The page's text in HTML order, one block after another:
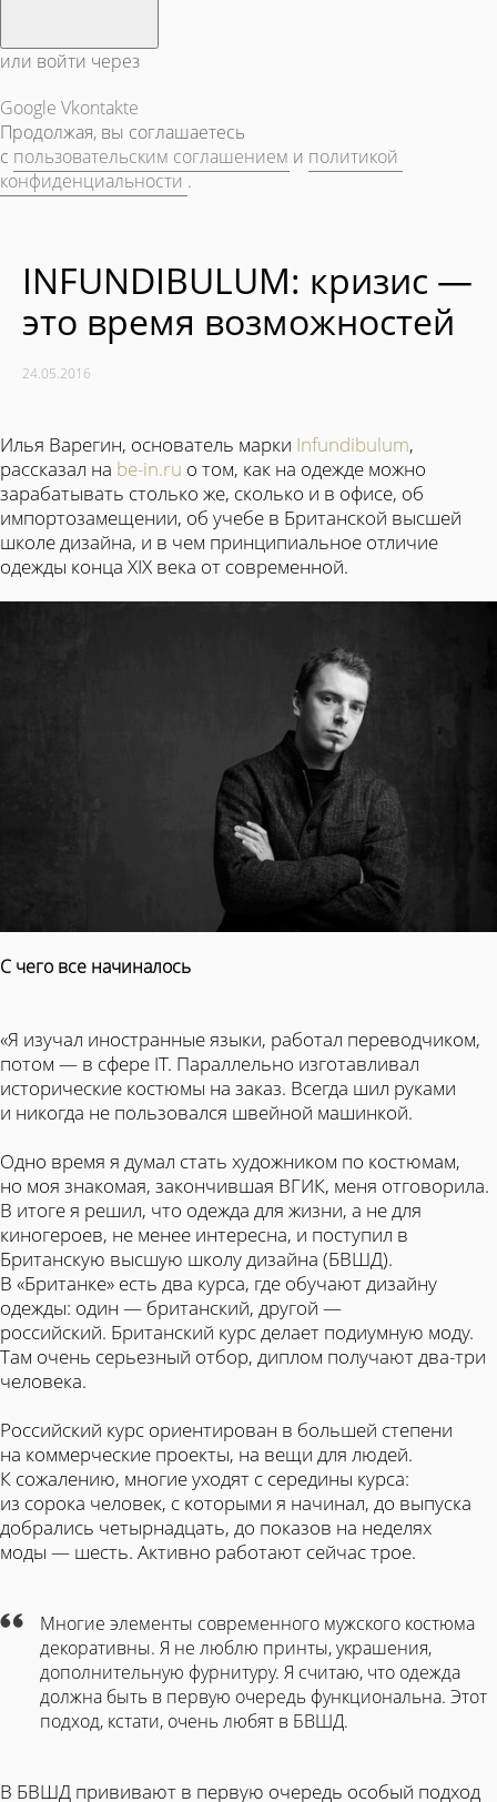
или войти через
Google Vkontakte
Продолжая, вы соглашаетесь
с пользовательским соглашением и политикой
конфиденциальности .
INFUNDIBULUM: кризис —
это время возможностей
24.05.2016
Илья Варегин, основатель марки Infundibulum,
рассказал на be-in.ru о том, как на одежде можно
зарабатывать столько же, сколько и в офисе, об
импортозамещении, об учебе в Британской высшей
школе дизайна, и в чем принципиальное отличие
одежды конца XIX века от современной.
С чего все начиналось
«Я изучал иностранные языки, работал переводчиком,
потом — в сфере IT. Параллельно изготавливал
исторические костюмы на заказ. Всегда шил руками
и никогда не пользовался швейной машинкой.
Одно время я думал стать художником по костюмам,
но моя знакомая, закончившая ВГИК, меня отговорила.
В итоге я решил, что одежда для жизни, а не для
киногероев, не менее интересна, и поступил в
Британскую высшую школу дизайна (БВШД).
В «Британке» есть два курса, где обучают дизайну
одежды: один — британский, другой —
российский. Британский курс делает подиумную моду.
Там очень серьезный отбор, диплом получают два-три
человека.
Российский курс ориентирован в большей степени
на коммерческие проекты, на вещи для людей.
К сожалению, многие уходят с середины курса:
из сорока человек, с которыми я начинал, до выпуска
добрались четырнадцать, до показов на неделях
моды — шесть. Активно работают сейчас трое.
Многие элементы современного мужского костюма
декоративны. Я не люблю принты, украшения,
дополнительную фурнитуру. Я считаю, что одежда
должна быть в первую очередь функциональна. Этот
подход, кстати, очень любят в БВШД.
В БВШД прививают в первую очередь особый подход